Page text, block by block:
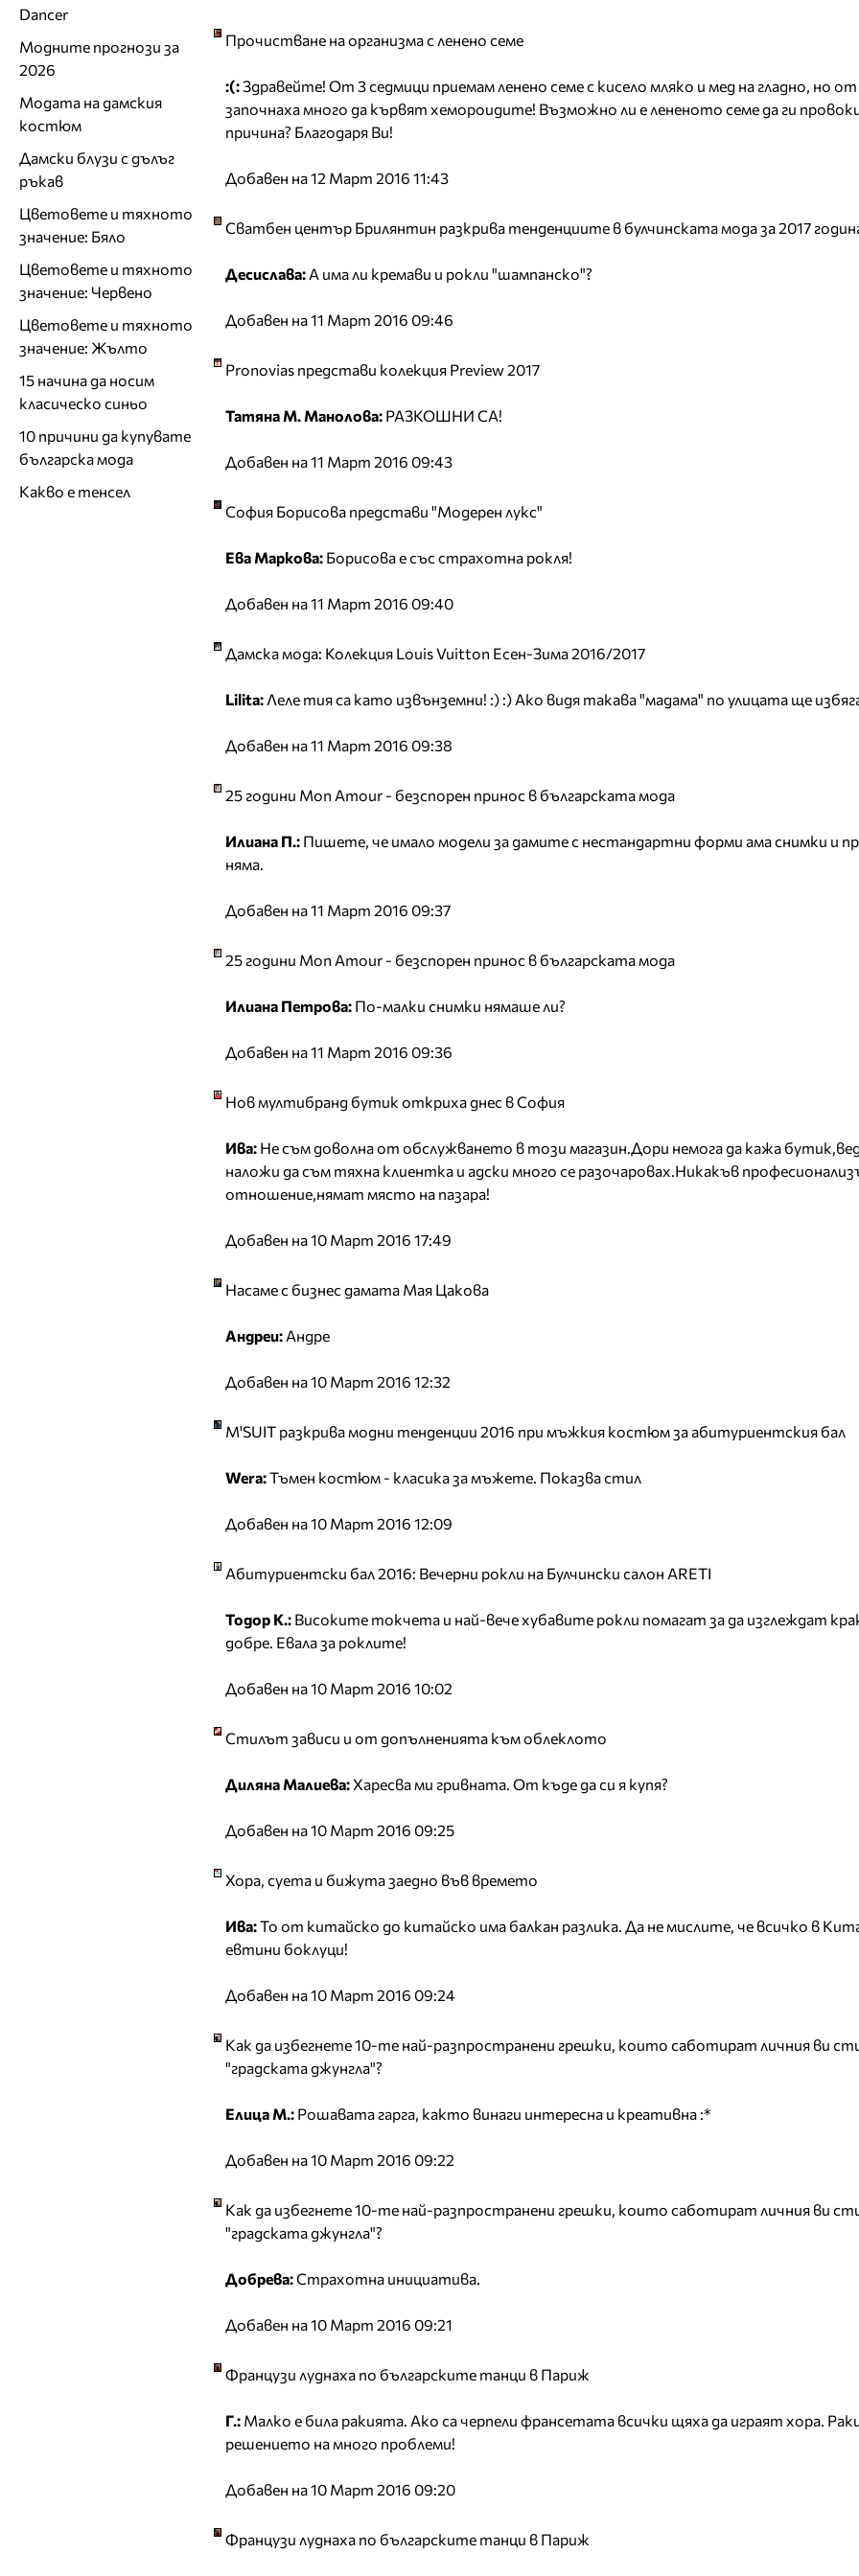
Прочистване на организма с ленено семе
:(:Здравейте! От 3 седмици приемам ленено семе с кисело мляко и мед на гладно, но
започнаха много да кървят хемороидите! Възможно ли е лененото семе да ги
причина? Благодаря Ви!
Добавен на 12 Март 2016 11:43
Сватбен център Брилянтин разкрива тенденциите в булчинската мода за 2017
Десислава: А има ли кремави и рокли "шампанско"?
Добавен на 11 Март 2016 09:46
Pronovias представи колекция Preview 2017
Татяна М. Манолова: РАЗКОШНИ СА!
Добавен на 11 Март 2016 09:43
София Борисова представи "Модерен лукс"
Ева Маркова: Борисова е със страхотна рокля!
Добавен на 11 Март 2016 09:40
Дамска мода: Колекция Louis Vuitton Есен-Зима 2016/2017
Lilita: Леле тия са като извънземни! :) :) Ако видя такава "мадама" по улицата ще
Добавен на 11 Март 2016 09:38
25 години Mon Amour - безспорен принос в българската мода
Илиана П.: Пишете, че имало модели за дамите с нестандартни форми ама снимки и
няма.
Добавен на 11 Март 2016 09:37
25 години Mon Amour - безспорен принос в българската мода
Илиана Петрова: По-малки снимки нямаше ли?
Добавен на 11 Март 2016 09:36
Нов мултибранд бутик откриха днес в София
Ива: Не съм доволна от обслужването в този магазин.Дори немога да кажа
наложи да съм тяхна клиентка и адски много се разочаровах.Никакъв
отношение,нямат място на пазара!
Добавен на 10 Март 2016 17:49
Насаме с бизнес дамата Мая Цакова
Андреи: Андре
Добавен на 10 Март 2016 12:32
M'SUIT разкрива модни тенденции 2016 при мъжкия костюм за абитуриентския бал
Wera:Тъмен костюм - класика за мъжете. Показва стил
Добавен на 10 Март 2016 12:09
Абитуриентски бал 2016: Вечерни рокли на Булчински салон ARETI
Тодор К.: Високите токчета и най-вече хубавите рокли помагат за да изглеждат
добре. Евала за роклите!
Добавен на 10 Март 2016 10:02
Стилът зависи и от допълненията към облеклото
Диляна Малиева:Харесва ми гривната. От къде да си я купя?
Добавен на 10 Март 2016 09:25
Хора, суета и бижута заедно във времето
Ива:То от китайско до китайско има балкан разлика. Да не мислите, че всичко в
евтини боклуци!
Добавен на 10 Март 2016 09:24
Как да избегнете 10-те най-разпространени грешки, които саботират личния ви
"градската джунгла"?
Елица М.: Рошавата гарга, както винаги интересна и креативна :*
Добавен на 10 Март 2016 09:22
Как да избегнете 10-те най-разпространени грешки, които саботират личния ви
"градската джунгла"?
Добрева:Страхотна инициатива.
Добавен на 10 Март 2016 09:21
Французи луднаха по българските танци в Париж
Г.: Малко е била ракията. Ако са черпели франсетата всички щяха да играят хора.
решението на много проблеми!
Добавен на 10 Март 2016 09:20
Французи луднаха по българските танци в Париж
Dancer
Модните прогнози за
2026
Модата на дамския
костюм
Дамски блузи с дълъг
ръкав
Цветовете и тяхното
значение: Бяло
Цветовете и тяхното
значение: Червено
Цветовете и тяхното
значение: Жълто
15 начина да носим
класическо синьо
10 причини да купувате
българска мода
Какво е тенсел